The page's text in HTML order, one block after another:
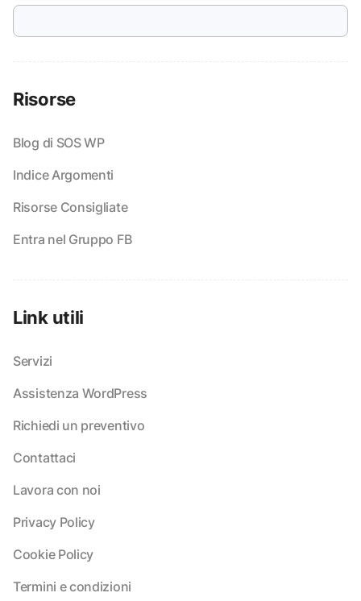
Risorse
Blog di SOS WP
Indice Argomenti
Risorse Consigliate
Entra nel Gruppo FB
Link utili
Servizi
Assistenza WordPress
Richiedi un preventivo
Contattaci
Lavora con noi
Privacy Policy
Cookie Policy
Termini e condizioni